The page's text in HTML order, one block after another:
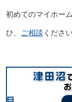
初めてのマイホー
ひ、 ご相談 ください